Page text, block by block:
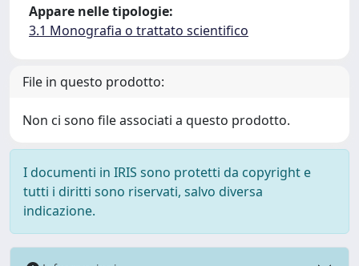
Appare nelle tipologie:
3.1 Monografia o trattato scientifico
File in questo prodotto:
Non ci sono file associati a questo prodotto.
I documenti in IRIS sono protetti da copyright e
tutti i diritti sono riservati, salvo diversa
indicazione.